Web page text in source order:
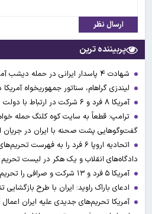
ارسال نظر
پربیننده ترین
شهادت ۴ پاسدار ایرانی در حمله دیشب آمریکت و عربستان به عراق
لیندزی گراهام، سناتور جمهوریخواه
آمریکا ۸ فرد و ۶ شرکت در ارتباط با دولت ایران را تحریم کرد
ترامپ: قطعاً به سایت کوه کلنگ حمله
گفت‌وگوهایی پشت صحنه با ایران در
اتحادیه اروپا ۶ فرد را به فهرست
دادگاه‌های انقلاب و یک هکر در لیست تحریم
آمریکا ۵ فرد و ۱۳ شرکت و صرافی را تحریم کرد+اسامی
ادعای باراک راوید: ایران با طرح